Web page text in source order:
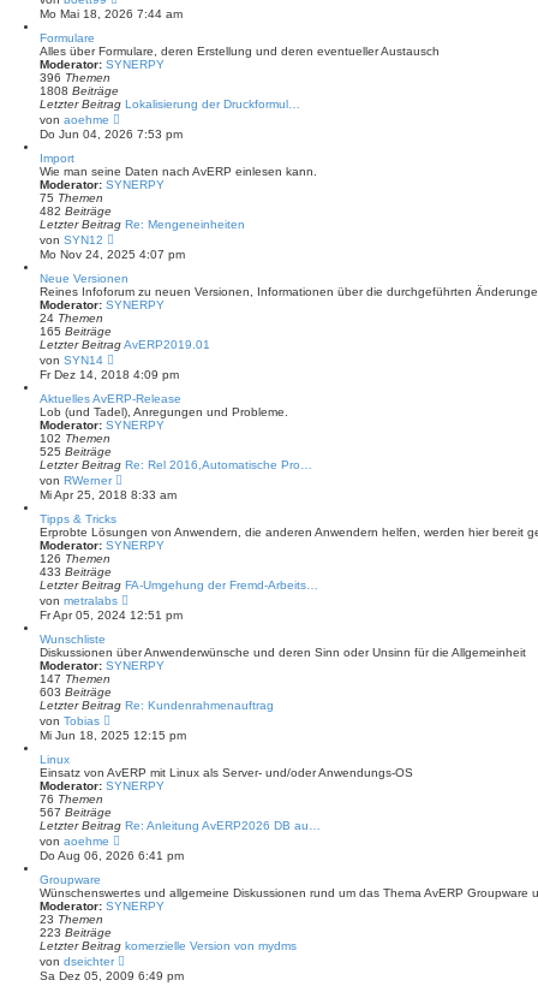
i
t
a
g
e
u
s
t
r
B
e
i
t
a
g
Mo Mai 18, 2026 7:44 am
Formulare
Alles über Formulare, deren Erstellung und deren eventueller Austausch
Moderator: SYNERPY
396 Themen
1808 Beiträge
Letzter Beitrag Lokalisierung der Druckformul…
von aoehme
e
u
s
t
B
i
t
r
a
g
Do Jun 04, 2026 7:53 pm
Import
Wie man seine Daten nach AvERP einlesen kann.
Moderator: SYNERPY
75 Themen
482 Beiträge
Letzter Beitrag Re: Mengeneinheiten
von SYN12
e
u
e
s
t
B
e
i
t
r
a
g
Mo Nov 24, 2025 4:07 pm
Neue Versionen
Reines Infoforum zu neuen Versionen, Informationen über die durchgeführten
Moderator: SYNERPY
24 Themen
165 Beiträge
Letzter BeitragAvERP2019.01
von SYN14
e
u
e
s
t
B
e
i
t
r
a
g
Fr Dez 14, 2018 4:09 pm
Aktuelles AvERP-Release
Lob (und Tadel), Anregungen und Probleme.
Moderator: SYNERPY
102 Themen
525 Beiträge
Letzter Beitrag Re: Rel 2016,Automatische Pro…
von RWerner
e
u
s
t
B
e
i
t
a
g
Mi Apr 25, 2018 8:33 am
Tipps & Tricks
Erprobte Lösungen von Anwendern, die anderen Anwendern helfen, werden hier bereit
Moderator: SYNERPY
126 Themen
433 Beiträge
Letzter Beitrag FA-Umgehung der Fremd-Arbeits…
von metralabs
e
u
s
t
B
i
t
a
g
Fr Apr 05, 2024 12:51 pm
Wunschliste
Diskussionen über Anwenderwünsche und deren Sinn oder Unsinn für die Allgemeinheit
Moderator: SYNERPY
147 Themen
603 Beiträge
Letzter Beitrag Re: Kundenrahmenauftrag
von Tobias
e
u
s
t
r
B
e
i
t
a
g
Mi Jun 18, 2025 12:15 pm
Linux
Einsatz von AvERP mit Linux als Server- und/oder Anwendungs-OS
Moderator: SYNERPY
76 Themen
567 Beiträge
Letzter Beitrag Re: Anleitung AvERP2026 DB au…
von aoehme
e
u
s
t
B
e
i
t
Do Aug 06, 2026 6:41 pm
Groupware
Wünschenswertes und allgemeine Diskussionen rund um das Thema AvERP Groupware
Moderator: SYNERPY
23 Themen
223 Beiträge
Letzter Beitrag komerzielle Version von mydms
von dseichter
e
u
Sa Dez 05, 2009 6:49 pm